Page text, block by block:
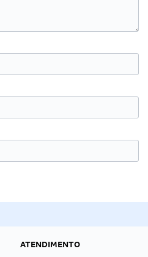
ATENDIMENTO